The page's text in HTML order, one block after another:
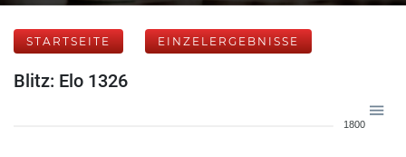
STARTSEITE EINZELERGEBNISSE
Blitz: Elo 1326
1800